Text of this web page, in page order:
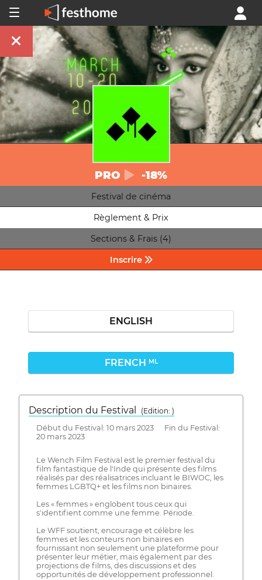
PRO -18%
Festival de cinéma
Règlement & Prix
Sections & Frais (4)
Inscrire
ENGLISH
FRENCH ML
Description du Festival
( Edition: )
Début du Festival: 10 mars 2023 Fin du Festival:
20 mars 2023
Le Wench Film Festival est le premier festival du
film fantastique de l'Inde qui présente des films
réalisés par des réalisatrices incluant le BIWOC, les
femmes LGBTQ+ et les films non binaires.
Les « femmes » englobent tous ceux qui
s'identifient comme une femme. Période.
Le WFF soutient, encourage et célèbre les
femmes et les conteurs non binaires en
fournissant non seulement une plateforme pour
présenter leur métier, mais également par des
projections de films, des discussions et des
opportunités de développement professionnel.